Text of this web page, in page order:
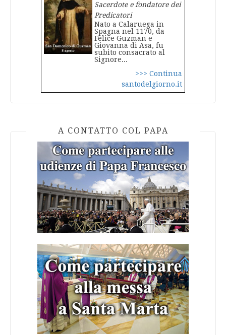
Sacerdote e fondatore dei
Predicatori
Nato a Calaruega in
Spagna nel 1170, da
Felice Guzman e
Giovanna di Asa, fu
subito consacrato al
Signore...
>>> Continua
santodelgiorno.it
A CONTATTO COL PAPA